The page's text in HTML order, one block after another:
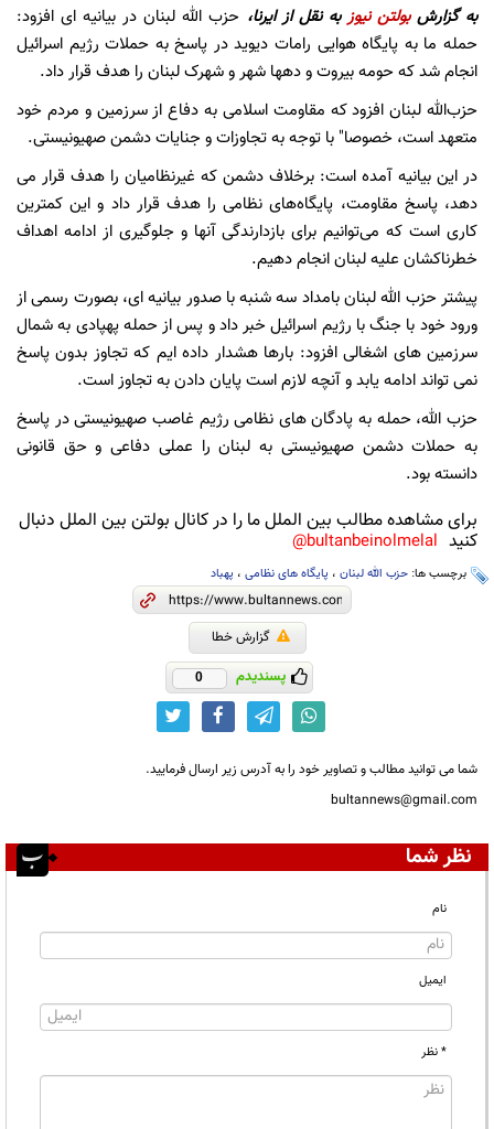
به گزارشبولتن نیوز به نقل از ایرنا، حزب الله لبنان در بیانیه ای افزود:
حمله ما به پایگاه هوایی رامات دیوید در پاسخ به حملات رژیم اسرائیل
انجام شد که حومه بیروت و دهها شهر و شهرک لبنان را هدف قرار داد.
حزب‌الله لبنان افزود که مقاومت اسلامی به دفاع از سرزمین و مردم خود
متعهد است، خصوصا" با توجه به تجاوزات و جنایات دشمن صهیونیستی.
در این بیانیه آمده است: برخلاف دشمن که غیرنظامیان را هدف قرار می
دهد، پاسخ مقاومت، پایگاه‌های نظامی را هدف قرار داد و این کمترین
کاری است که می‌توانیم برای بازدارندگی آنها و جلوگیری از ادامه اهداف
خطرناکشان علیه لبنان انجام دهیم.
پیشتر حزب الله لبنان بامداد سه شنبه با صدور بیانیه ای، بصورت رسمی از
ورود خود با جنگ با رژیم اسرائیل خبر داد و پس از حمله پهپادی به شمال
سرزمین های اشغالی افزود: بارها هشدار داده ایم که تجاوز بدون پاسخ
نمی تواند ادامه یابد و آنچه لازم است پایان دادن به تجاوز است.
حزب الله، حمله به پادگان های نظامی رژیم غاصب صهیونیستی در پاسخ
به حملات دشمن صهیونیستی به لبنان را عملی دفاعی و حق قانونی
دانسته بود.
برای مشاهده مطالب بین الملل ما را در کانال بولتن بین الملل دنبال
کنید bultanbeinolmelal@
برچسب ها: حزب الله لبنان ، پایگاه های نظامی ، پهباد
گزارش خطا
پسندیدم 0
شما می توانید مطالب و تصاویر خود را به آدرس زیر ارسال فرمایید.
bultannews@gmail.com
نظر شما
نام
ایمیل
* نظر